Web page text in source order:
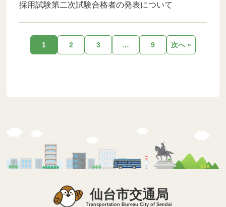
採用試験第二次試験合格者の発表について
1 2 3 … 9 次へ »
仙台市交通局
Transportation Bureau City of Sendai